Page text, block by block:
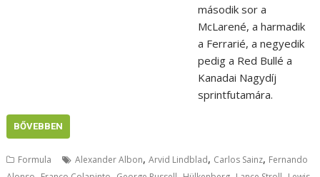
második sor a
McLarené, a harmadik
a Ferrarié, a negyedik
pedig a Red Bullé a
Kanadai Nagydíj
sprintfutamára.
BŐVEBBEN
Formula Alexander Albon,Arvid Lindblad, Carlos Sainz, Fernando